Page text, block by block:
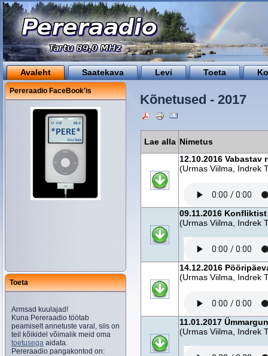
Avaleht Saatekava Levi Toeta
Pereraadio FaceBook'is
Toeta
Armsad kuulajad!
Kuna Pereraadio töötab
peamiselt annetuste varal, siis on
teil kõikidel võimalik meid oma
toetusega aidata.
Pereraadio pangakontod on:
Kõnetused - 2017
Lae alla Nimetus
12.10.2016
(Urmas Viilma, Indrek
09.11.2016
(Urmas Viilma, Indrek
14.12.2016
(Urmas Viilma, Indrek
11.01.2017
(Urmas Viilma, Indrek